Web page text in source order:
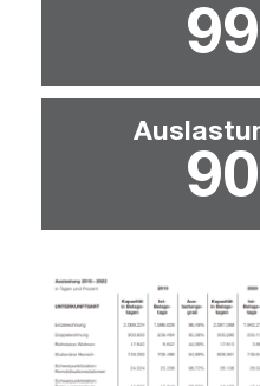
99
90